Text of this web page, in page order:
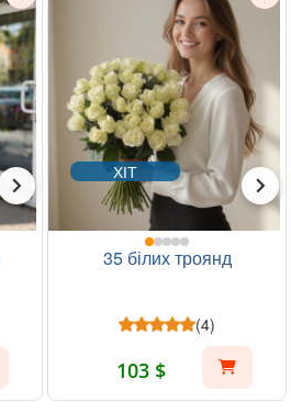
ХІТ
35 білих троянд
(4)
103 $